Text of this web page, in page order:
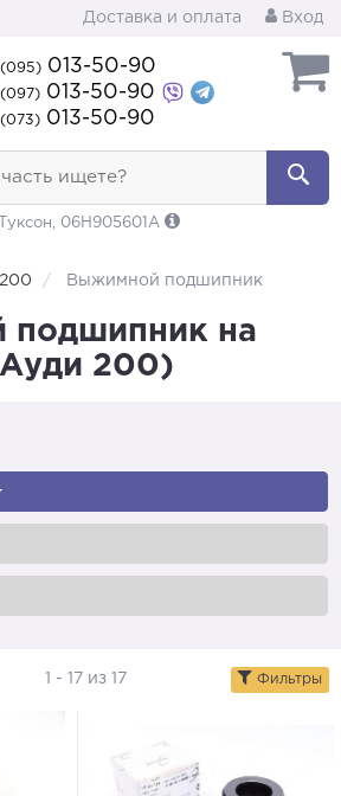
Доставка и оплата Вход
(095) 013-50-90
(097) 013-50-90
(073) 013-50-90
ищете?
06H905601A
200 Выжимной подшипник
подшипник на
200)
1 - 17 из 17 Фильтры